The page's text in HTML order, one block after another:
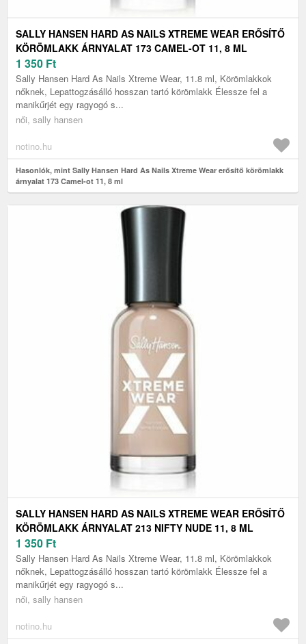
SALLY HANSEN HARD AS NAILS XTREME WEAR ERŐSÍTŐ
KÖRÖMLAKK ÁRNYALAT 173 CAMEL-OT 11, 8 ML
1 350 Ft
Sally Hansen Hard As Nails Xtreme Wear, 11.8 ml, Körömlakkok
nőknek, Lepattogzásálló hosszan tartó körömlakk Élessze fel a
manikűrjét egy ragyogó s...
női, sally hansen
notino.hu
Hasonlók, mint Sally Hansen Hard As Nails Xtreme Wear erősítő körömlakk
árnyalat 173 Camel-ot 11, 8 ml
SALLY HANSEN HARD AS NAILS XTREME WEAR ERŐSÍTŐ
KÖRÖMLAKK ÁRNYALAT 213 NIFTY NUDE 11, 8 ML
1 350 Ft
Sally Hansen Hard As Nails Xtreme Wear, 11.8 ml, Körömlakkok
nőknek, Lepattogzásálló hosszan tartó körömlakk Élessze fel a
manikűrjét egy ragyogó s...
női, sally hansen
notino.hu